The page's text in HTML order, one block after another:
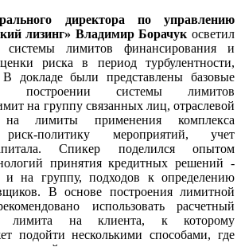
директора по управлению
лизинг» Владимир Борачук осветил
системы лимитов финансирования и
риска в период турбулентности,
В докладе были представлены базовые
построении системы лимитов
на группу связанных лиц, отраслевой
лимиты применения комплекса
риск-политику мероприятий, учет
Спикер поделился опытом
принятия кредитных решений -
на группу, подходов к определению
В основе построения лимитной
использовать расчетный
лимита на клиента, к которому
подойти несколькими способами, где